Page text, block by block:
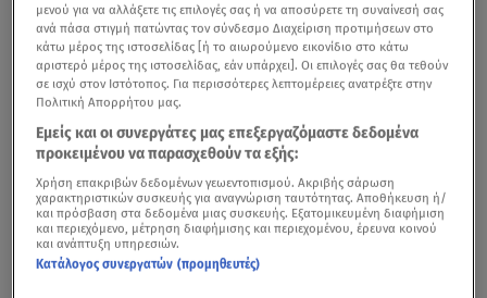
Σοβαράεπεισόδια ξέσπασαν στοΜπέλφαστ
Ιρλανδίας έπειτα από την απόπειρα αποκεφαλισμού
άνδρα από Σουδανό που σημειώθηκε σε κεντρικό δρόμο
της πόλης. Το περιστατικό προκάλεσε έντονες
αντιδράσεις στην τοπική κοινωνία και οδήγησε σε
μενού για να αλλάξετε τις επιλογές σας ή να αποσύρετε τη συναίνεσή σας
ανά πάσα στιγμή πατώντας τον σύνδεσμο Διαχείριση προτιμήσεων στο
κάτω μέρος της ιστοσελίδας [ή το αιωρούμενο εικονίδιο στο κάτω
αριστερό μέρος της ιστοσελίδας, εάν υπάρχει]. Οι επιλογές σας θα τεθούν
σε ισχύ στον Ιστότοπος. Για περισσότερες λεπτομέρειες ανατρέξτε στην
Πολιτική Απορρήτου μας.
Εμείς και οι συνεργάτες μας επεξεργαζόμαστε δεδομένα
προκειμένου να παρασχεθούν τα εξής:
Χρήση επακριβών δεδομένων γεωεντοπισμού. Ακριβής σάρωση
χαρακτηριστικών συσκευής για αναγνώριση ταυτότητας. Αποθήκευση ή/
και πρόσβαση στα δεδομένα μιας συσκευής. Εξατομικευμένη διαφήμιση
και περιεχόμενο, μέτρηση διαφήμισης και περιεχομένου, έρευνα κοινού
και ανάπτυξη υπηρεσιών.
Κατάλογος συνεργατών (προμηθευτές)